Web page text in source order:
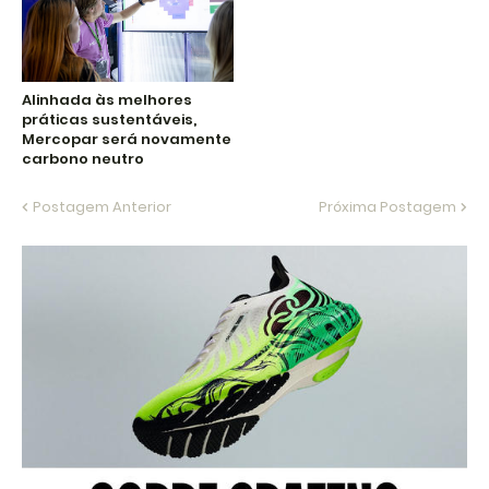
Alinhada às melhores
práticas sustentáveis,
Mercopar será novamente
carbono neutro
Postagem Anterior Próxima Postagem